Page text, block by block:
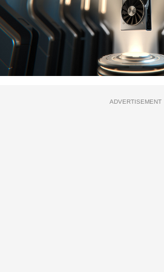
ADVERTISEMENT